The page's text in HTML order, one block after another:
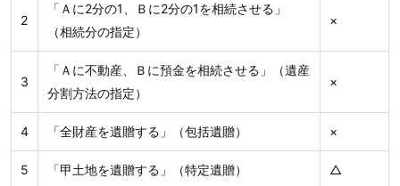
2
「Ａに2分の1、Ｂに2分の1を相続させる」
（相続分の指定）
×
3
「Ａに不動産、Ｂに預金を相続させる」（遺産
分割方法の指定）
×
4 「全財産を遺贈する」（包括遺贈） ×
5 「甲土地を遺贈する」（特定遺贈） △